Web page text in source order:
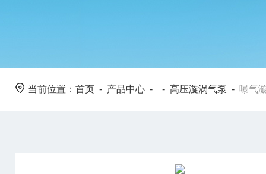
当前位置： 首页 - 产品中心 - - 高压漩涡气泵 - 曝气